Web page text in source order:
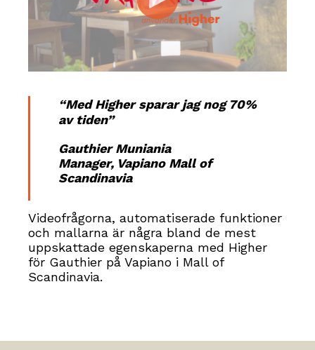
“Med Higher sparar jag nog 70%
av tiden”
Gauthier Muniania
Manager, Vapiano Mall of
Scandinavia
Videofrågorna, automatiserade funktioner
och mallarna är några bland de mest
uppskattade egenskaperna med Higher
för Gauthier på Vapiano i Mall of
Scandinavia.